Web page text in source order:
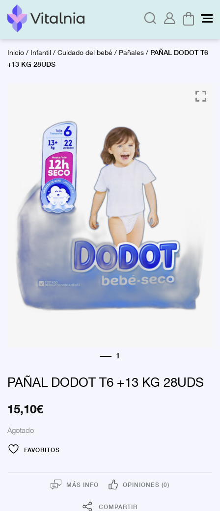
Inicio/ Infantil/Cuidado del bebé/ Pañales/ PAÑAL DODOT T6
+13 KG 28UDS
PAÑAL DODOT T6 +13 KG 28UDS
15,10€
Agotado
FAVORITOS
MÁS INFO OPINIONES (0)
COMPARTIR